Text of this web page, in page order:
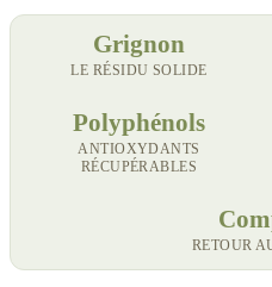
Grignon
LE RÉSIDU SOLIDE
Polyphénols
ANTIOXYDANTS
RÉCUPÉRABLES
RETOUR